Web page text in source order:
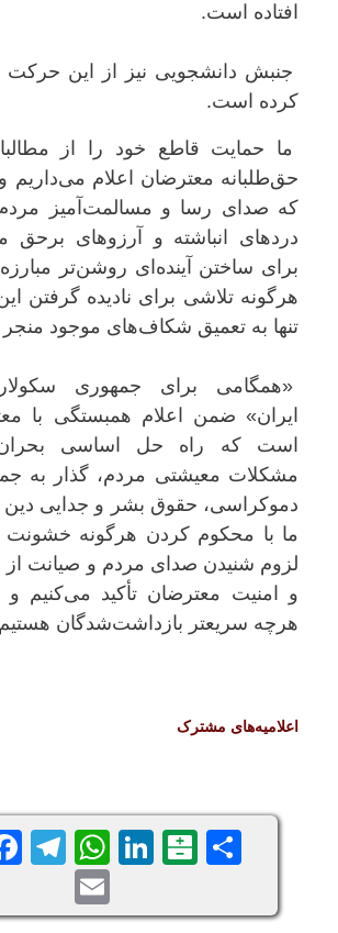
افتاده است.
جنبش دانشجویی نیز از این حرکت
کرده است.
ما حمایت قاطع خود را از
حق‌طلبانه معترضان اعلام می‌داریم و
که صدای رسا و مسالمت‌آمیز مردم،
دردهای انباشته و آرزوهای برحق
برای ساختن آینده‌ای روشن‌تر مبارزه می‌
هرگونه تلاشی برای نادیده گرفتن این
تنها به تعمیق شکاف‌های موجود منجر
«همگامی برای جمهوری
ایران» ضمن اعلام همبستگی با
است که راه حل اساسی بحران
مشکلات معیشتی مردم، گذار به
دموکراسی، حقوق بشر و جدایی دین
ما با محکوم کردن هرگونه خشونت
لزوم شنیدن صدای مردم و صیانت از حق
و امنیت معترضان تأکید می‌کنیم و
هرچه سریعتر بازداشت‌شدگان هستیم.
اعلامیه‌های مشترک
Share
Balatarin
Email